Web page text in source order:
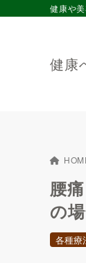
健康
健康や
腰
の
各種療